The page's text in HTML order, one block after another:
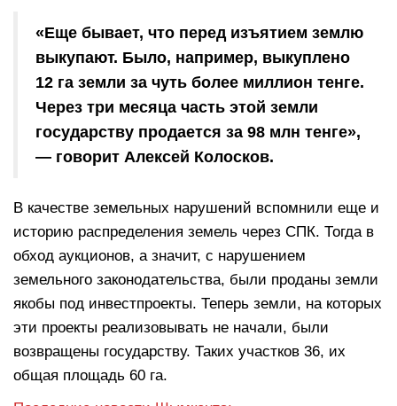
«Еще бывает, что перед изъятием землю
выкупают. Было, например, выкуплено
12 га земли за чуть более миллион тенге.
Через три месяца часть этой земли
государству продается за 98 млн тенге»,
— говорит Алексей Колосков.
В качестве земельных нарушений вспомнили еще и
историю распределения земель через СПК. Тогда в
обход аукционов, а значит, с нарушением
земельного законодательства, были проданы земли
якобы под инвестпроекты. Теперь земли, на которых
эти проекты реализовывать не начали, были
возвращены государству. Таких участков 36, их
общая площадь 60 га.